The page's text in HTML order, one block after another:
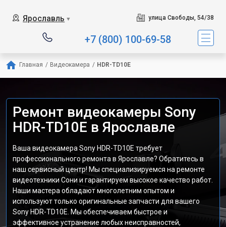
Ярославль ▼ улица Свободы, 54/38
+7 (800) 100-69-58
Главная / Видеокамера / HDR-TD10E
Ремонт видеокамеры Sony
HDR-TD10E в Ярославле
Ваша видеокамера Sony HDR-TD10E требует
профессионального ремонта в Ярославле? Обратитесь в
наш сервисный центр! Мы специализируемся на ремонте
видеотехники Сони и гарантируем высокое качество работ.
Наши мастера обладают многолетним опытом и
используют только оригинальные запчасти для вашего
Sony HDR-TD10E. Мы обеспечиваем быстрое и
эффективное устранение любых неисправностей,